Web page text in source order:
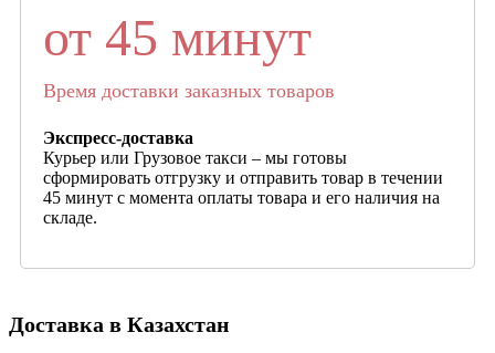
от 45 минут
Время доставки заказных товаров
Экспресс-доставка
Курьер или Грузовое такси – мы готовы
сформировать отгрузку и отправить товар в течении
45 минут с момента оплаты товара и его наличия на
складе.
Доставка в Казахстан